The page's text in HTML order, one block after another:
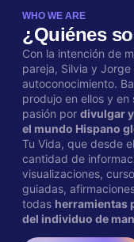
WHO WE ARE
¿Quiénes
Con la intención de
pareja, Silvia y
autoconocimiento.
produjo en ellos y en
pasión por divulgar
el mundo Hispano
Tu Vida, que desde
cantidad de
visualizaciones,
guiadas,
todas herramientas
del individuo de